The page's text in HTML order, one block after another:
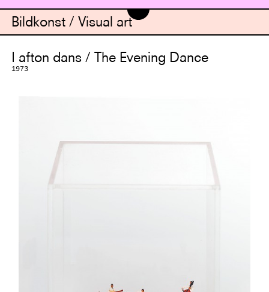
I afton dans / The Evening Dance
1973
Bildkonst / Visual art